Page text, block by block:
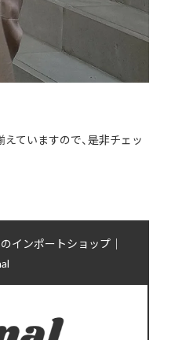
ていますので、是非チェッ
インポートショップ｜